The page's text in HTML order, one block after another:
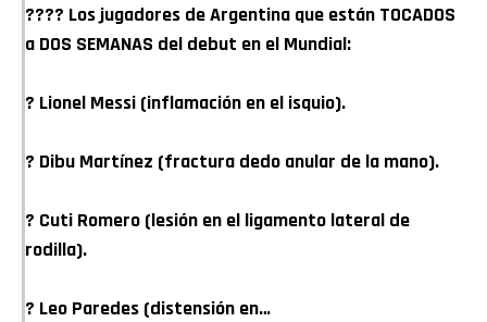
???? Los jugadores de Argentina que están TOCADOS
a DOS SEMANAS del debut en el Mundial:
? Lionel Messi (inflamación en el isquio).
? Dibu Martínez (fractura dedo anular de la mano).
? Cuti Romero (lesión en el ligamento lateral de
rodilla).
? Leo Paredes (distensión en…